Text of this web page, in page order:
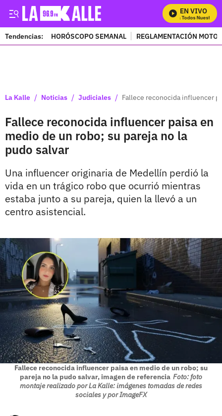
EN VIVO
Mira Todos Nuestros
Tendencias: HORÓSCOPO SEMANAL REGLAMENTACIÓN
La Kalle / Noticias / Judiciales / Fallece reconocida influencer
Fallece reconocida influencer paisa en
medio de un robo; su pareja no la
pudo salvar
Una influencer originaria de Medellín perdió la
vida en un trágico robo que ocurrió mientras
estaba junto a su pareja, quien la llevó a un
centro asistencial.
Fallece reconocida influencer paisa en medio de un robo; su
pareja no la pudo salvar, imagen de referencia Foto: foto
montaje realizado por La Kalle: imágenes tomadas de redes
sociales y por ImageFX